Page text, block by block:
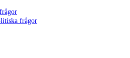
frågor